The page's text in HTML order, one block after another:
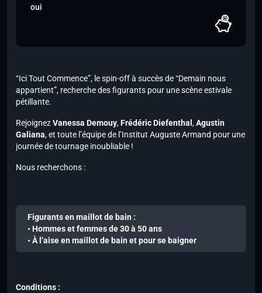
oui
“Ici Tout Commence”, le spin-off à succès de “Demain nous
appartient”, recherche des figurants pour une scène estivale
pétillante.
RejoignezVanessa Demouy,Frédéric Diefenthal ,Agustin
Galiana, et toute l’équipe de l’Institut Auguste Armand pour une
journée de tournage inoubliable !
Nous recherchons :
Figurants en maillot de bain :
• Hommes et femmes de 30 à 50 ans
• À l’aise en maillot de bain et pour se baigner
Conditions :